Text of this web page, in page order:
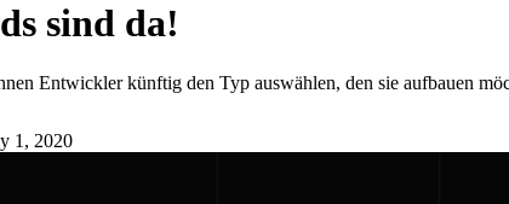
sind da!
Entwickler künftig den Typ auswählen, den sie aufbauen
1, 2020